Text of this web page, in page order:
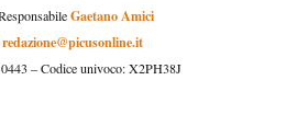
Gaetano Amici
redazione@picusonline.it
– Codice univoco: X2PH38J